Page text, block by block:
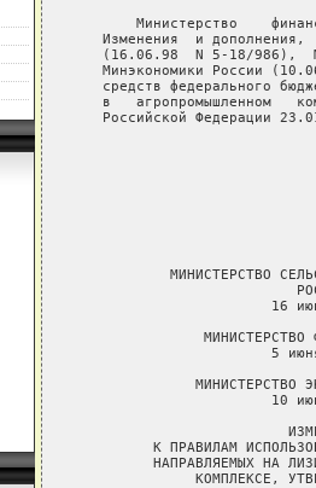
Министерство
Изменения  и дополнения,
(16.06.98  N 5-18/986),
Минэкономики России
средств федерального
в   агропромышленном
Российской Федерации
МИНИСТЕРСТВО
16
МИНИСТЕРСТВО
5
МИНИСТЕРСТВО
10
К ПРАВИЛАМ
НАПРАВЛЯЕМЫХ НА
КОМПЛЕКСЕ,